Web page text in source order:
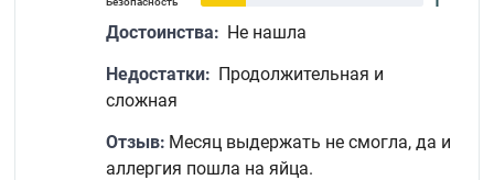
Достоинства: Не нашла
Недостатки: Продолжительная и
сложная
Отзыв: Месяц выдержать не смогла, да и
аллергия пошла на яйца.